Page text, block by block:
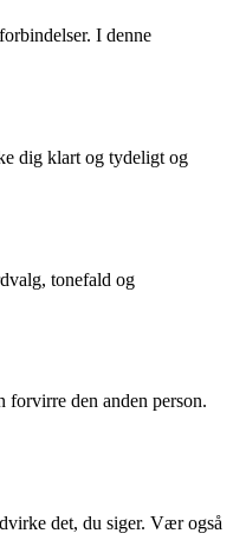
I denne
dig klart og tydeligt og
tonefald og
den anden person.
det, du siger. Vær også